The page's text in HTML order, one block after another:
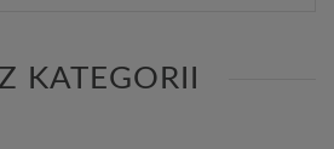
KATEGORII